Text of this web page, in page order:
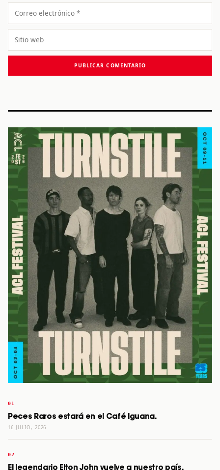
Correo
electrónico
Sitio
web
Peces Raros estará en el Café Iguana.
16 JULIO, 2026
El legendario Elton John vuelve a nuestro país.